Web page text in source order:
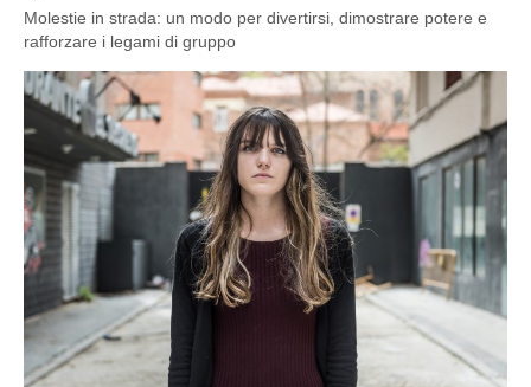
Molestie in strada: un modo per divertirsi, dimostrare potere e
rafforzare i legami di gruppo